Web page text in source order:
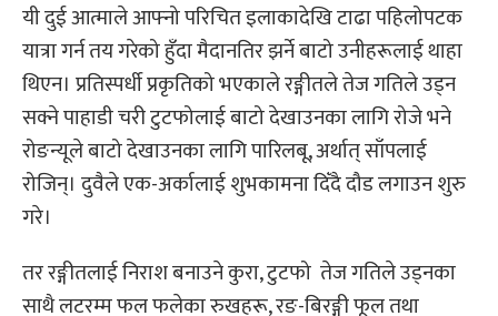
यी दुई आत्माले आफ्नो परिचित इलाकादेखि टाढा पहिलोपटक
यात्रा गर्न तय गरेको हुँदा मैदानतिर झर्ने बाटो उनीहरूलाई थाहा
थिएन। प्रतिस्पर्धी प्रकृतिको भएकाले रङ्गीतले तेज गतिले उड्न
सक्ने पाहाडी चरी टुटफोलाई बाटो देखाउनका लागि रोजे भने
रोङन्यूले बाटो देखाउनका लागि पारिलबू, अर्थात् साँपलाई
रोजिन्। दुवैले एक-अर्कालाई शुभकामना दिँदै दौड लगाउन शुरु
गरे।
तर रङ्गीतलाई निराश बनाउने कुरा, टुटफो तेज गतिले उड्नका
साथै लटरम्म फल फलेका रुखहरू, रङ-बिरङ्गी फूल तथा